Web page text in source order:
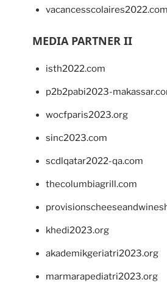
vacancesscolaires2022.com
MEDIA PARTNER II
isth2022.com
p2b2pabi2023-
wocfparis2023.org
sinc2023.com
scdlqatar2022-qa.com
thecolumbiagrill.com
khedi2023.org
akademikgeriatri2023.org
marmarapediatri2023.org